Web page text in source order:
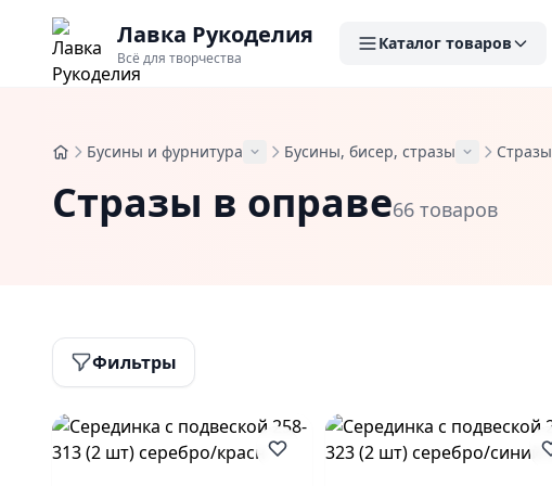
Лавка Рукоделия
Всё для творчества
Каталог товаров
Бусины и фурнитура Бусины, бисер, стразы Стразы
Стразы в оправе66 товаров
Фильтры